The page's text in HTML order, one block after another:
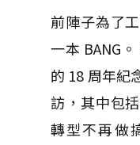
前陣子為了
一本 BANG
的 18 周年紀
訪，其中包
轉型不再做